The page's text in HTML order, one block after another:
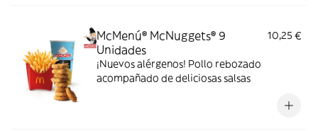
McMenú® McNuggets® 9
Unidades
10,25 €
¡Nuevos alérgenos! Pollo rebozado
acompañado de deliciosas salsas